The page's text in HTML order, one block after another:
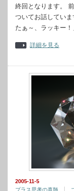
終回となります。
ついてお話してい
たぁ～、ラッキー
詳細を見る
2005-11-5
プラス思考の真髄